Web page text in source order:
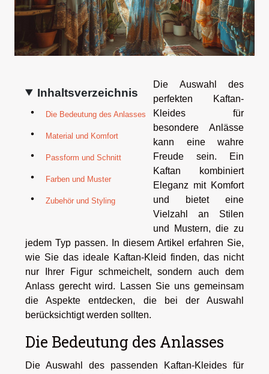
Inhaltsverzeichnis
Die Bedeutung des Anlasses
Material und Komfort
Passform und Schnitt
Farben und Muster
Zubehör und Styling
Die Auswahl des
perfekten Kaftan-
Kleides für
besondere Anlässe
kann eine wahre
Freude sein. Ein
Kaftan kombiniert
Eleganz mit Komfort
und bietet eine
Vielzahl an Stilen
und Mustern, die zu
jedem Typ passen. In diesem Artikel erfahren Sie,
wie Sie das ideale Kaftan-Kleid finden, das nicht
nur Ihrer Figur schmeichelt, sondern auch dem
Anlass gerecht wird. Lassen Sie uns gemeinsam
die Aspekte entdecken, die bei der Auswahl
berücksichtigt werden sollten.
Die Bedeutung des Anlasses
Die Auswahl des passenden Kaftan-Kleides für